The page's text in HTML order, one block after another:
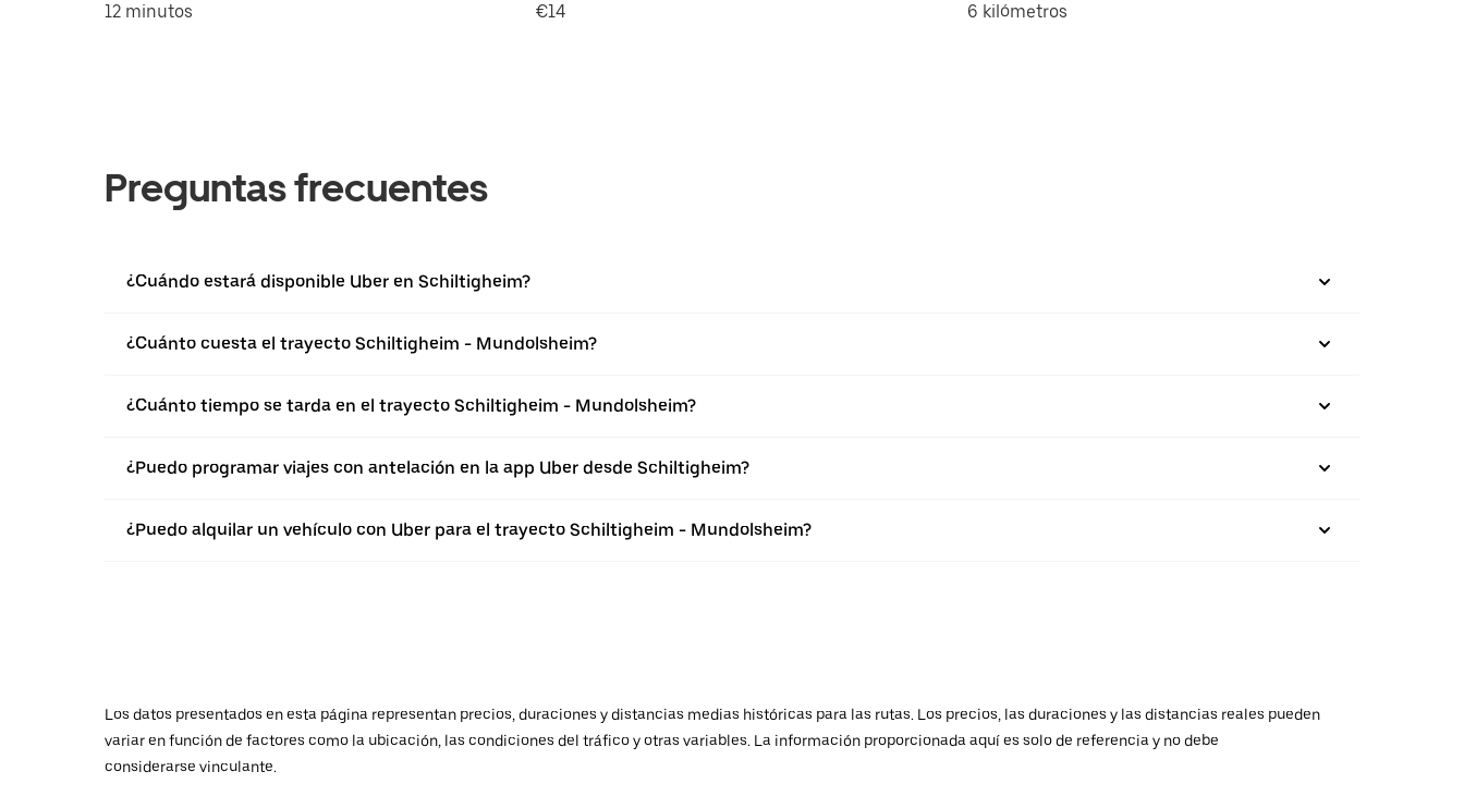
12 minutos €14 6 kilómetros
Preguntas frecuentes
¿Cuándo estará disponible Uber en Schiltigheim?
¿Cuánto cuesta el trayecto Schiltigheim - Mundolsheim?
¿Cuánto tiempo se tarda en el trayecto Schiltigheim - Mundolsheim?
¿Puedo programar viajes con antelación en la app Uber desde Schiltigheim?
¿Puedo alquilar un vehículo con Uber para el trayecto Schiltigheim - Mundolsheim?
Los datos presentados en esta página representan precios, duraciones y distancias medias históricas para las rutas. Los precios, las duraciones y las distancias reales pueden
variar en función de factores como la ubicación, las condiciones del tráfico y otras variables. La información proporcionada aquí es solo de referencia y no debe
considerarse vinculante.